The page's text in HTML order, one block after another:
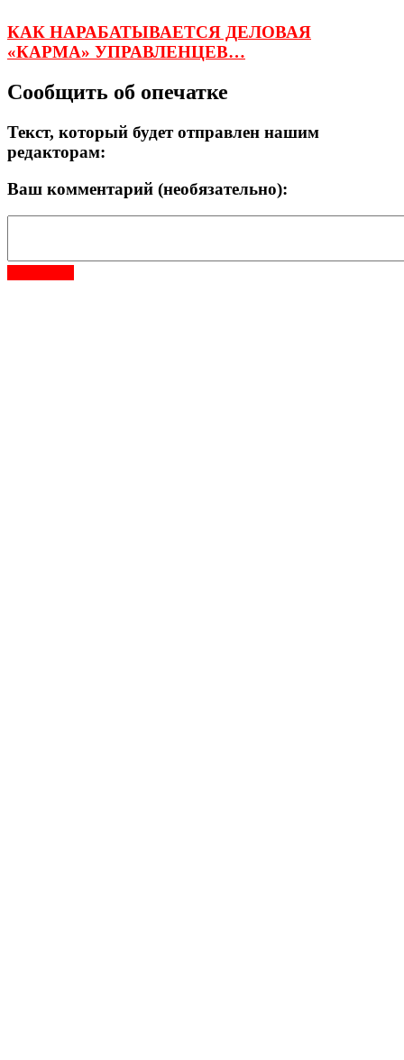
КАК НАРАБАТЫВАЕТСЯ ДЕЛОВАЯ
«КАРМА» УПРАВЛЕНЦЕВ…
Сообщить об опечатке
Текст, который будет отправлен нашим
редакторам:
Ваш комментарий (необязательно):